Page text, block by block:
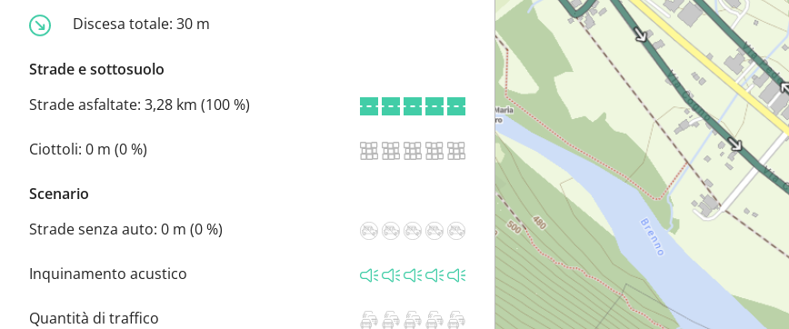
Discesa totale: 30 m
Strade e sottosuolo
Strade asfaltate: 3,28 km (100 %)
Ciottoli: 0 m (0 %)
Scenario
Strade senza auto: 0 m (0 %)
Inquinamento acustico
Quantità di traffico